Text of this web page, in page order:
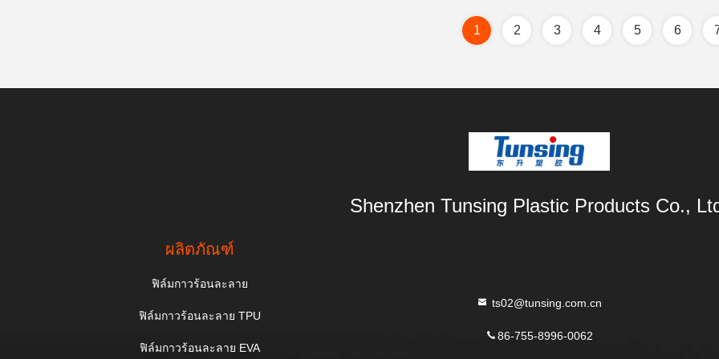
1 2 3 4 5 6
Shenzhen Tunsing Plastic Products Co.,
ผลิตภัณฑ์
ฟิล์มกาวร้อนละลาย
ฟิล์มกาวร้อนละลาย TPU
ฟิล์มกาวร้อนละลาย EVA
ts02@tunsing.com.cn
86-755-8996-0062